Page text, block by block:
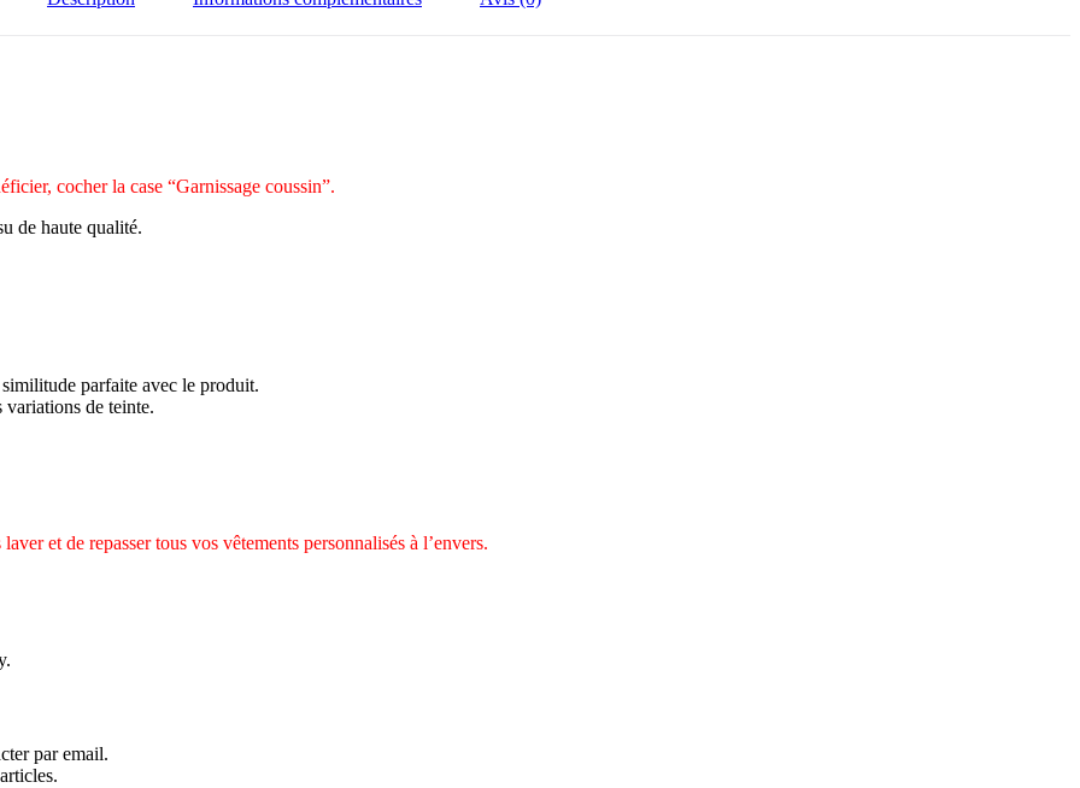
cocher la case “Garnissage coussin”.
de haute qualité.
parfaite avec le produit.
variations de teinte.
et de repasser tous vos vêtements personnalisés à l’envers.
par email.